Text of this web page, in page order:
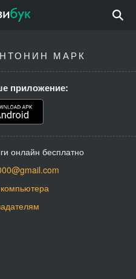
МАРК
приложение:
онлайн бесплатно